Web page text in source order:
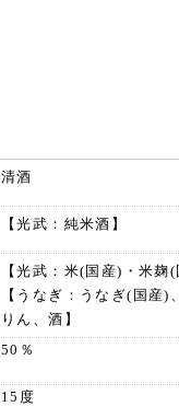
清酒
【光武：純米酒】
【光武：米(国産)・米麹(
【うなぎ：うなぎ(国産)
りん、酒】
50％
15度